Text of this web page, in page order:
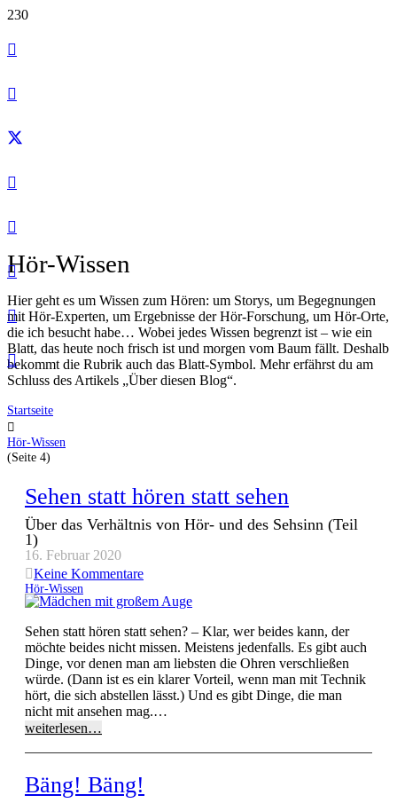
Hör-Wissen
Hier geht es um Wissen zum Hören: um Storys, um Begegnungen
mit Hör-Experten, um Ergebnisse der Hör-Forschung, um Hör-Orte,
die ich besucht habe… Wobei jedes Wissen begrenzt ist – wie ein
Blatt, das heute noch frisch ist und morgen vom Baum fällt. Deshalb
bekommt die Rubrik auch das Blatt-Symbol. Mehr erfährst du am
Schluss des Artikels „Über diesen Blog“.
Startseite
Hör-Wissen
(Seite 4)
Sehen statt hören statt sehen
Über das Verhältnis von Hör- und des Sehsinn (Teil
1)
16. Februar 2020
Keine Kommentare
Hör-Wissen
Sehen statt hören statt sehen? – Klar, wer beides kann, der
möchte beides nicht missen. Meistens jedenfalls. Es gibt auch
Dinge, vor denen man am liebsten die Ohren verschließen
würde. (Dann ist es ein klarer Vorteil, wenn man mit Technik
hört, die sich abstellen lässt.) Und es gibt Dinge, die man
nicht mit ansehen mag.…
weiterlesen…
Bäng! Bäng!